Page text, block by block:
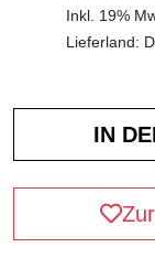
Inkl. 19%
Lieferland: